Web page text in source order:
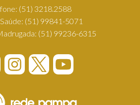
(51) 3218.2588
(51) 99841-5071
(51) 99236-6315